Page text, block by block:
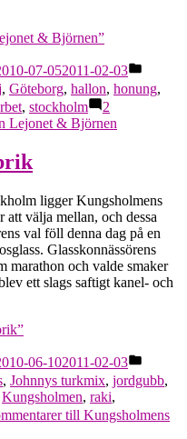
& Björnen”
07-052011-02-03
, Göteborg, hallon, honung,
, stockholm
2
Lejonet & Björnen
ligger Kungsholmens
välja mellan, och dessa
val föll denna dag på en
Glasskonnässörens
marathon och valde smaker
ett slags saftigt kanel- och
06-102011-02-03
, Johnnys turkmix, jordgubb,
Kungsholmen, raki,
till Kungsholmens